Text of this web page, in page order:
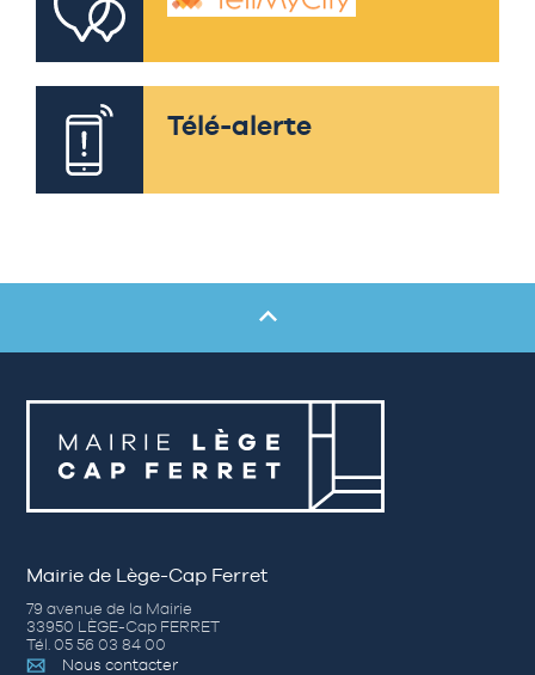
Télé-alerte
Mairie de Lège-Cap Ferret
79 avenue de la Mairie
33950 LÈGE-Cap FERRET
Tél. 05 56 03 84 00
Nous contacter